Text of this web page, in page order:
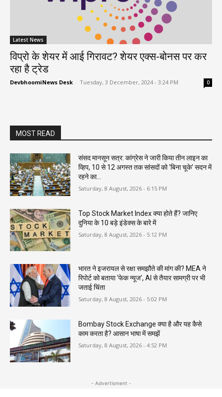
Latest News
विप्रो के शेयर में आई गिरावट? शेयर एक्स-बोनस पर कर
रहा है ट्रेड
DevbhoomiNews Desk - Tuesday, 3 December, 2024 - 3:24 PM 0
MOST READ
संसद मानसून सत्र: कांग्रेस ने जारी किया तीन लाइन का
व्हिप, 10 से 12 अगस्त तक सांसदों को ‘बिना चूके’ सदन में
रहने का...
Saturday, 8 August, 2026 - 6:15 PM
Top Stock Market Index क्या होते हैं? जानिए
दुनिया के 10 बड़े इंडेक्स के बारे में
Saturday, 8 August, 2026 - 5:12 PM
भारत ने इजरायल से रक्षा समझौते की मांग की? MEA ने
रिपोर्ट को बताया ‘फेक न्यूज’, AI से तैयार सामग्री पर भी
जताई चिंता
Saturday, 8 August, 2026 - 5:02 PM
Bombay Stock Exchange क्या है और यह कैसे
काम करता है? आसान भाषा में समझें
Saturday, 8 August, 2026 - 4:52 PM
- Advertisment -